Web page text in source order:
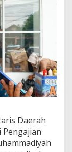
Daerah
Pengajian